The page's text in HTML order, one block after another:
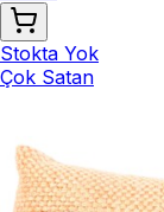
Stokta Yok
Çok Satan